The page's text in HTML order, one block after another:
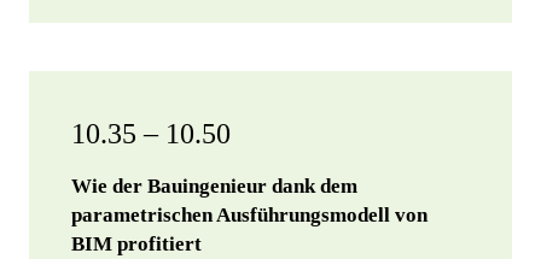
10.35 – 10.50
Wie der Bauingenieur dank dem
parametrischen Ausführungsmodell von
BIM profitiert